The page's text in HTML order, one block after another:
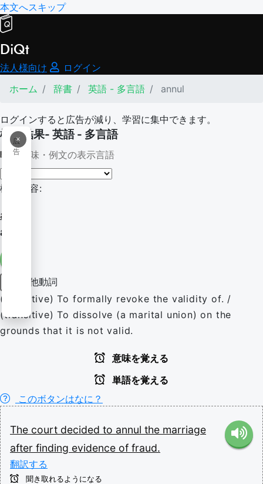
本文へスキップ
DiQt
法人様向け
ログイン
ホーム
辞書 英語 - 多言語 annul
ログインすると広告が減り、学習に集中できます。
×
広
告
検索結果- 英語 - 多言語
意味・例文の表示言語
検索内容:
annul
annul
他動詞
(transitive) To formally revoke the validity of. /
(transitive) To dissolve (a marital union) on the
grounds that it is not valid.
意味を覚える
単語を覚える
このボタンはなに？
The court decided to annul the marriage
after finding evidence of fraud.
翻訳する
聞き取れるようになる